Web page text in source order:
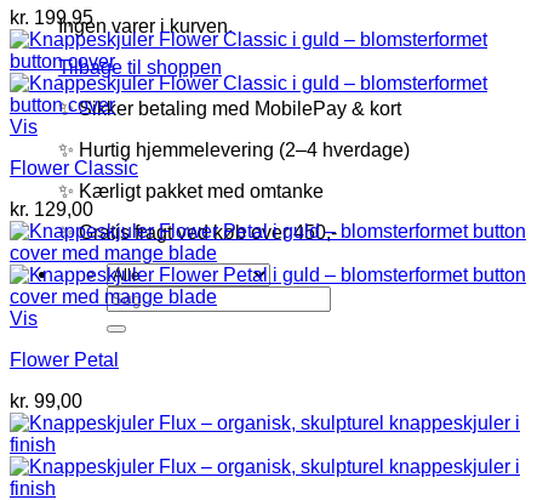
Ingen varer i kurven.
Tilbage til shoppen
✨ Sikker betaling med MobilePay & kort
✨ Hurtig hjemmelevering (2–4 hverdage)
✨ Kærligt pakket med omtanke
✨ Gratis fragt ved køb over 450,-
Søg
efter:
kr. 199,95
Vis
Flower Classic
kr. 129,00
Vis
Flower Petal
kr. 99,00